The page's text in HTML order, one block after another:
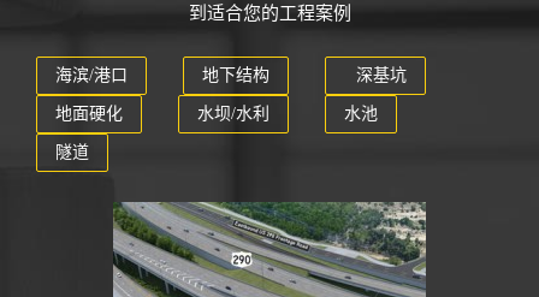
到适合您的工程案例
海滨/港口 地下结构 ⠀深基坑
地面硬化 水坝/水利 水池
隧道